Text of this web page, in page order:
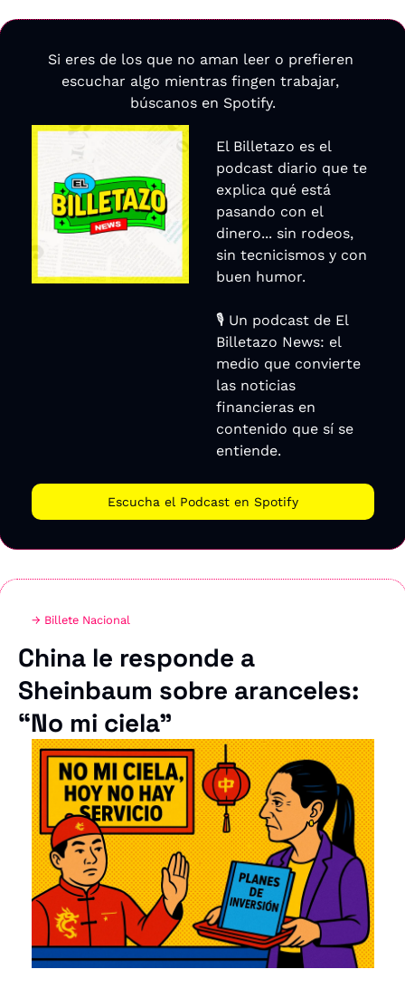
Si eres de los que no aman leer o prefieren
escuchar algo mientras fingen trabajar,
búscanos en Spotify.
El Billetazo es el
podcast diario que te
explica qué está
pasando con el
dinero... sin rodeos,
sin tecnicismos y con
buen humor.
🎙️ Un podcast de El
Billetazo News: el
medio que convierte
las noticias
financieras en
contenido que sí se
entiende.
Escucha el Podcast en Spotify
→ Billete Nacional
China le responde a
Sheinbaum sobre aranceles:
“No mi ciela”